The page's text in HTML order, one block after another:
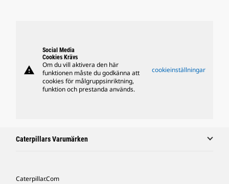
warning
Social Media
Cookies Krävs
Om du vill aktivera den här
funktionen måste du godkänna att
cookies för målgruppsinriktning,
funktion och prestanda används.
cookieinställningar
Caterpillars Varumärken
Caterpillar.com